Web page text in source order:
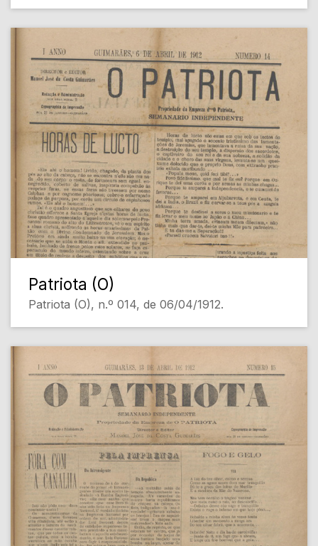
Patriota (O)
Patriota (O), n.º 014, de 06/04/1912.